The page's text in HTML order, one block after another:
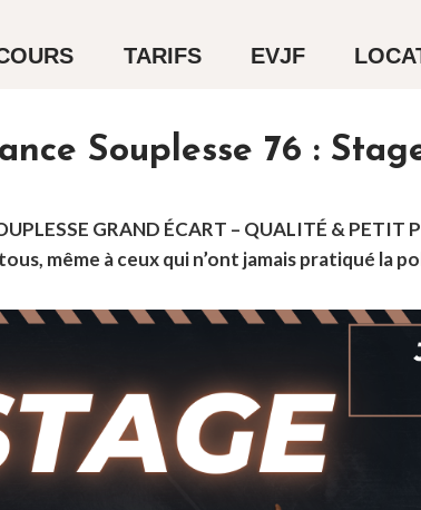
TARIFS EVJF
Souplesse 76 :
GRAND ÉCART – QUALITÉ & PETIT
même à ceux qui n’ont jamais pratiqué la